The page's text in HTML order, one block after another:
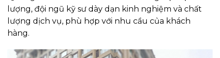
lượng, đội ngũ kỹ sư dày dạn kinh nghiệm và chất
lượng dịch vụ, phù hợp với nhu cầu của khách
hàng.